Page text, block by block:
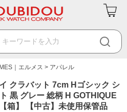
｜エルメス アパレル
クラバット 7cm Hゴシック シ
黒 グレー 総柄 H GOTHIQUE
箱】 【中古】未使用保管品